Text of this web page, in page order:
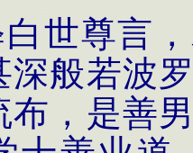
世尊言
深般若波
布，是善